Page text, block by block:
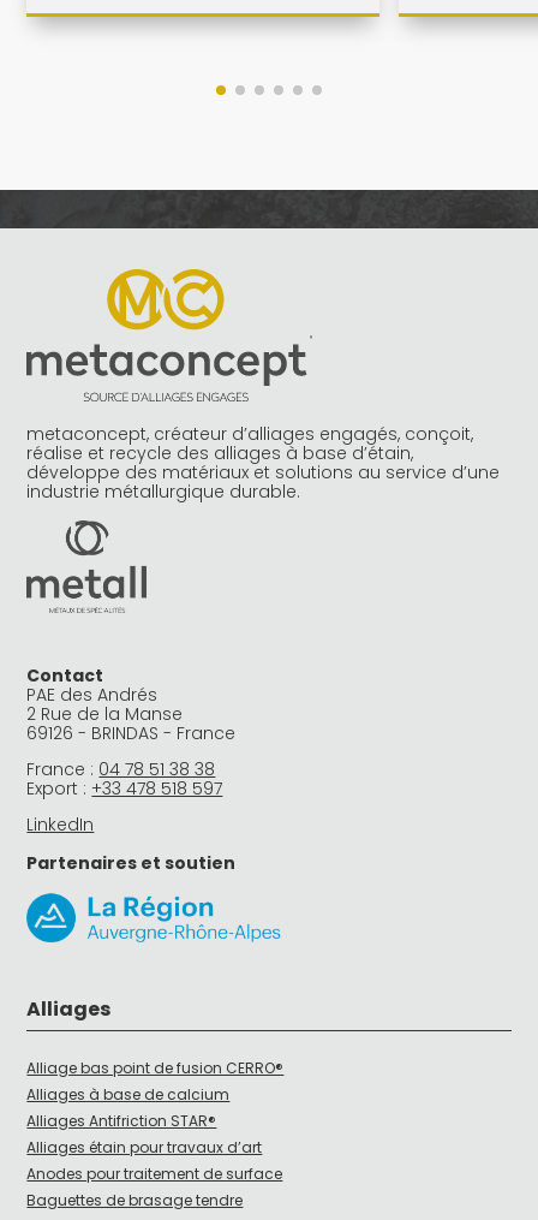
metaconcept, créateur d’alliages engagés, conçoit,
réalise et recycle des alliages à base d’étain,
développe des matériaux et solutions au service d’une
industrie métallurgique durable.
Contact
PAE des Andrés
2 Rue de la Manse
69126 - BRINDAS - France
France : 04 78 51 38 38
Export : +33 478 518 597
LinkedIn
Partenaires et soutien
Alliages
Alliage bas point de fusion CERRO®
Alliages à base de calcium
Alliages Antifriction STAR®
Alliages étain pour travaux d’art
Anodes pour traitement de surface
Baguettes de brasage tendre